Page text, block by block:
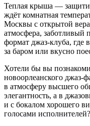
Теплая крыша —
ждёт комнатная
Москвы с открытой
атмосфера, заботливый
формат джаз-клуба, где
за баром или вкусно
Хотели бы вы
новоорлеанского джаз-
в атмосферу высшего
элегантность, а в
и с бокалом хорошего
голосами исполнителей?